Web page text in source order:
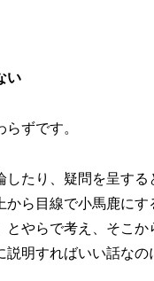
い
ずです。
たり、疑問を呈す
ら目線で小馬鹿に
やらで考え、そこ
明すればいい話なの